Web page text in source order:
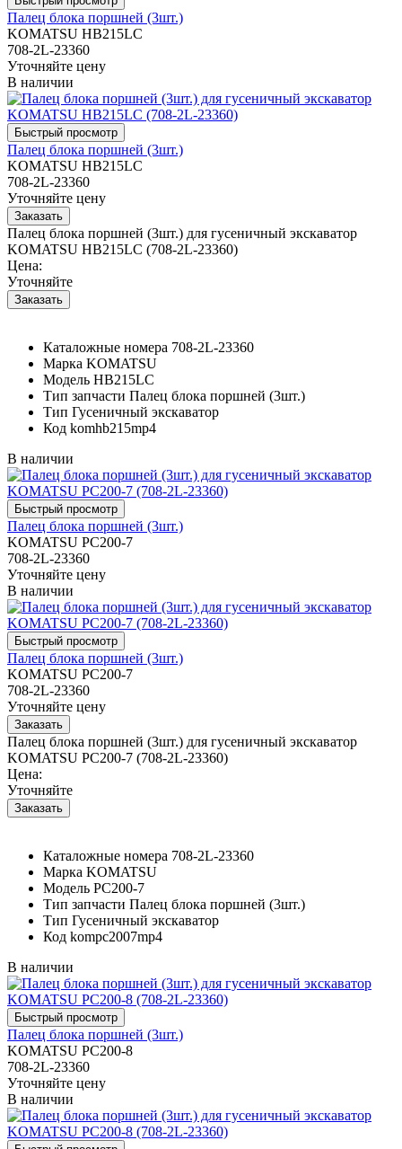
Палец блока поршней (3шт.)
KOMATSU HB215LC
708-2L-23360
Уточняйте цену
В наличии
Палец блока поршней (3шт.)
KOMATSU HB215LC
708-2L-23360
Уточняйте цену
Палец блока поршней (3шт.) для гусеничный экскаватор
KOMATSU HB215LC (708-2L-23360)
Цена:
Уточняйте
Каталожные номера 708-2L-23360
Марка KOMATSU
Модель HB215LC
Тип запчасти Палец блока поршней (3шт.)
Тип Гусеничный экскаватор
Код komhb215mp4
В наличии
Палец блока поршней (3шт.)
KOMATSU PC200-7
708-2L-23360
Уточняйте цену
В наличии
Палец блока поршней (3шт.)
KOMATSU PC200-7
708-2L-23360
Уточняйте цену
Палец блока поршней (3шт.) для гусеничный экскаватор
KOMATSU PC200-7 (708-2L-23360)
Цена:
Уточняйте
Каталожные номера 708-2L-23360
Марка KOMATSU
Модель PC200-7
Тип запчасти Палец блока поршней (3шт.)
Тип Гусеничный экскаватор
Код kompc2007mp4
В наличии
Палец блока поршней (3шт.)
KOMATSU PC200-8
708-2L-23360
Уточняйте цену
В наличии